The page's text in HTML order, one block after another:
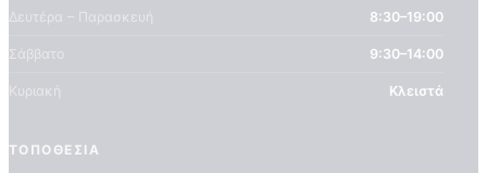
Δευτέρα – Παρασκευή 8:30–19:00
Σάββατο 9:30–14:00
Κυριακή Κλειστά
ΤΟΠΟΘΕΣΊΑ